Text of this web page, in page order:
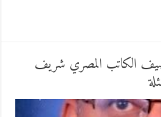
الكاتب المصري شريف